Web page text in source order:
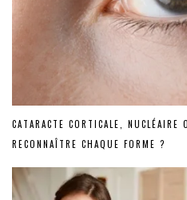
CATARACTE CORTICALE,
RECONNAÎTRE CHAQUE FORME ?